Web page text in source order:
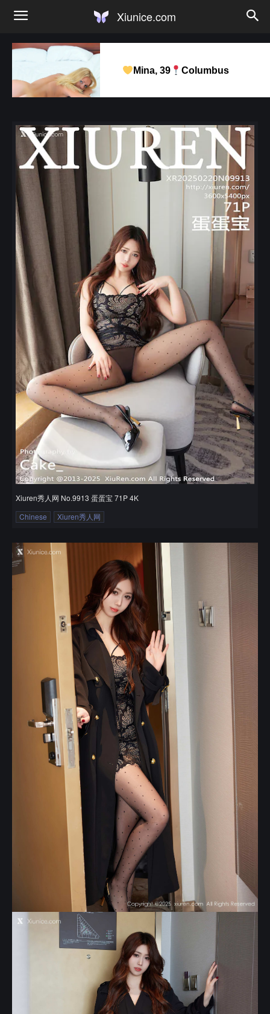
Xiunice.com
Mina, 39 Columbus
Xiuren秀人网 No.9913 蛋蛋宝 71P 4K
Chinese
Xiuren秀人网